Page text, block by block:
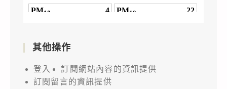
其他操作
登入
訂閱網站內容的資訊提供
訂閱留言的資訊提供